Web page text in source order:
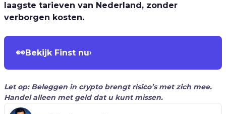
laagste tarieven van Nederland, zonder
verborgen kosten.
👀Bekijk Finst nu›
Let op: Beleggen in crypto brengt risico’s met zich mee.
Handel alleen met geld dat u kunt missen.